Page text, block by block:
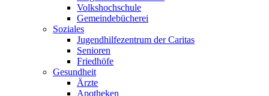
Volkshochschule
Gemeindebücherei
Soziales
Jugendhilfezentrum der Caritas
Senioren
Friedhöfe
Gesundheit
Ärzte
Apotheken